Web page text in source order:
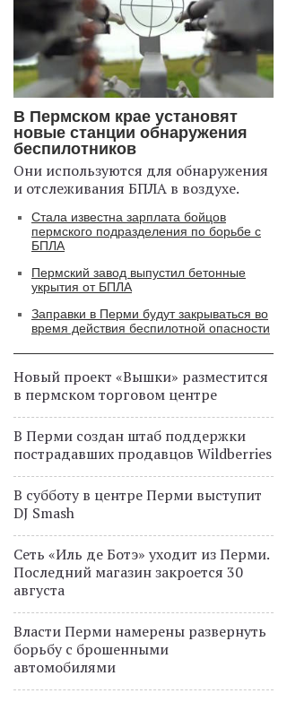
В Пермском крае установят
новые станции обнаружения
беспилотников
Они используются для обнаружения
и отслеживания БПЛА в воздухе.
Стала известна зарплата бойцов
пермского подразделения по борьбе с
БПЛА
Пермский завод выпустил бетонные
укрытия от БПЛА
Заправки в Перми будут закрываться во
время действия беспилотной опасности
Новый проект «Вышки» разместится
в пермском торговом центре
В Перми создан штаб поддержки
пострадавших продавцов Wildberries
В субботу в центре Перми выступит
DJ Smash
Сеть «Иль де Ботэ» уходит из Перми.
Последний магазин закроется 30
августа
Власти Перми намерены развернуть
борьбу с брошенными
автомобилями